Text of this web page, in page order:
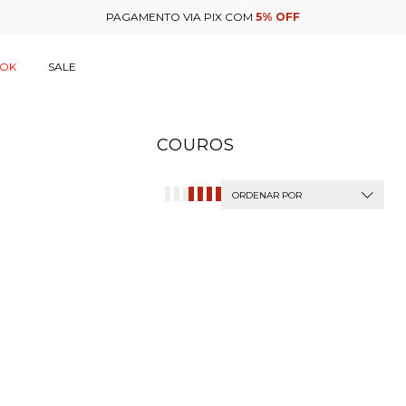
SALE
COUROS
ORDENAR POR